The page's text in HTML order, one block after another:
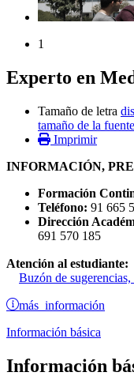
1
Experto en
Tamaño de letra
tamaño de la fuente
Imprimir
INFORMACIÓN,
Formación
Teléfono: 91 665
Dirección
691 570 185
Atención al estudiante:
Buzón de
más información
Información básica
Información